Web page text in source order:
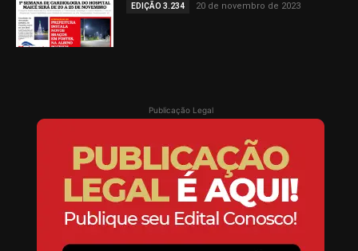
EDIÇÃO 3.234 20 de novembro de 2023
Publicação Legal